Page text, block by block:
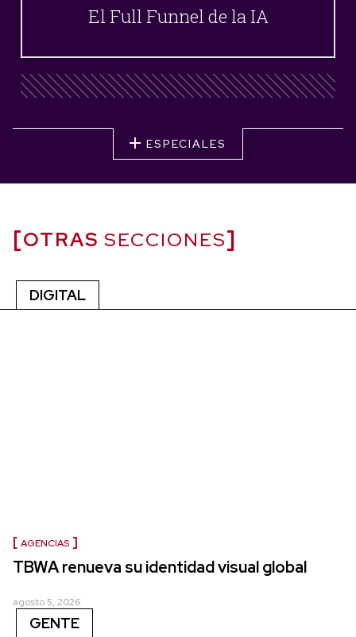
El Full Funnel de la IA
ESPECIALES
OTRAS SECCIONES
DIGITAL
AGENCIAS
TBWA renueva su identidad visual global
agosto 5, 2026
GENTE